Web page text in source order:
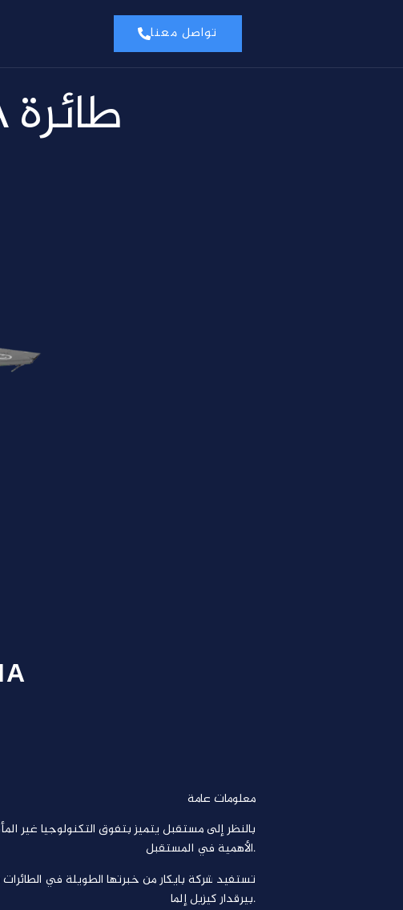
تواصل معنا
BAYRAKTAR KIZILELMA طائرة
معلومات عامة
بالنظر إلى مستقبل يتميز بتفوق التكنولوجيا غير
الأهمية في المستقبل.
تستفيد شركة بايكار من خبرتها الطويلة في
بيرقدار كيزيل إلما.